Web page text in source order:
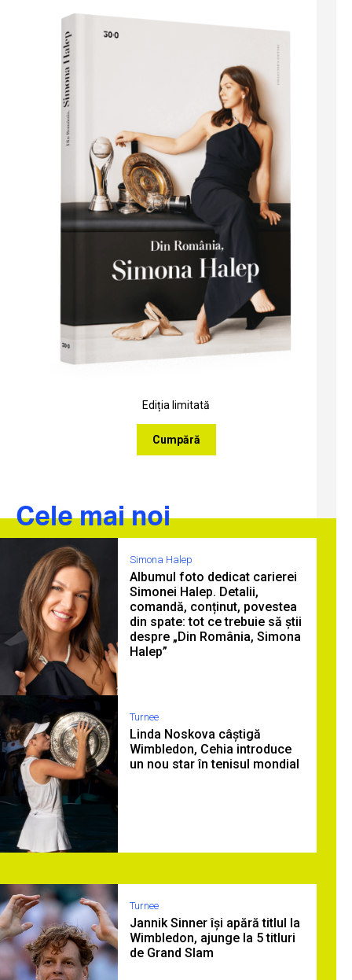
Ediția limitată
Cumpără
Cele mai noi
Simona Halep
Albumul foto dedicat carierei
Simonei Halep. Detalii,
comandă, conținut, povestea
din spate: tot ce trebuie să știi
despre „Din România, Simona
Halep”
Turnee
Linda Noskova câștigă
Wimbledon, Cehia introduce
un nou star în tenisul mondial
Turnee
Jannik Sinner își apără titlul la
Wimbledon, ajunge la 5 titluri
de Grand Slam